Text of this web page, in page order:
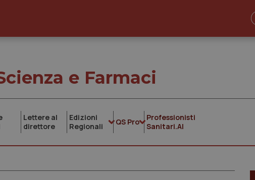
e Farmaci
Lettere al
direttore
Edizioni
Regionali
QS Pro
Professionisti
Sanitari.AI